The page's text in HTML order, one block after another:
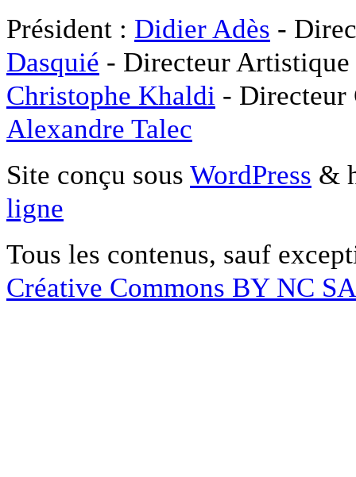
Président : Didier Adès -
Dasquié - Directeur
Christophe Khaldi -
Alexandre Talec
Site conçu sous WordPress &
ligne
Tous les contenus, sauf
Créative Commons BY NC SA